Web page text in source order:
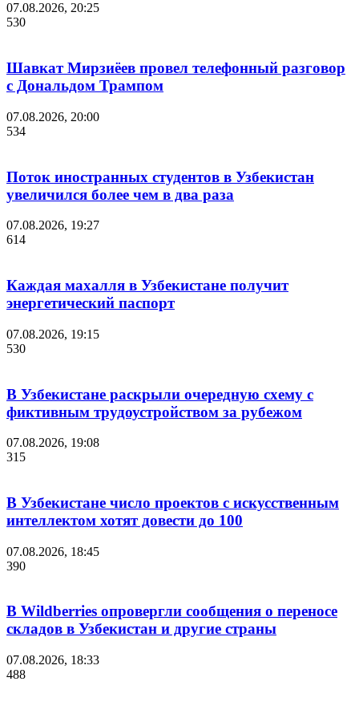
07.08.2026, 20:25
530
Шавкат Мирзиёев провел телефонный разговор
с Дональдом Трампом
07.08.2026, 20:00
534
Поток иностранных студентов в Узбекистан
увеличился более чем в два раза
07.08.2026, 19:27
614
Каждая махалля в Узбекистане получит
энергетический паспорт
07.08.2026, 19:15
530
В Узбекистане раскрыли очередную схему с
фиктивным трудоустройством за рубежом
07.08.2026, 19:08
315
В Узбекистане число проектов с искусственным
интеллектом хотят довести до 100
07.08.2026, 18:45
390
В Wildberries опровергли сообщения о переносе
складов в Узбекистан и другие страны
07.08.2026, 18:33
488